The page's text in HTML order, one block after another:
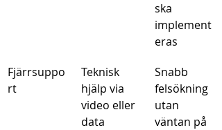
ska
implement
eras
Fjärrsuppo
rt
Teknisk
hjälp via
video eller
data
Snabb
felsökning
utan
väntan på